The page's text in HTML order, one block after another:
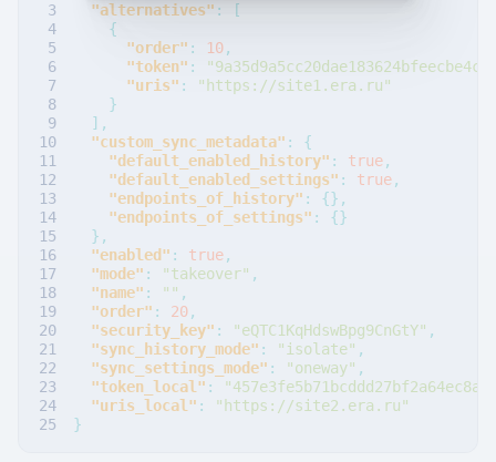
"alternatives" :
[
{
"order" : 10,
"token" :
"uris" :
"https://site1.era.ru"
}
],
"custom_sync_metadata" :
{
"default_enabled_history" : true,
"default_enabled_settings" : true,
"endpoints_of_history" :
{},
"endpoints_of_settings" :
{}
},
"enabled" : true,
"mode" : "takeover" ,
"name" : "" ,
"order" : 20,
"security_key" : "eQTC1KqHdswBpg9CnGtY" ,
"sync_history_mode" : "isolate" ,
"sync_settings_mode" : "oneway" ,
"token_local" :
"uris_local" :
"https://site2.era.ru"
}